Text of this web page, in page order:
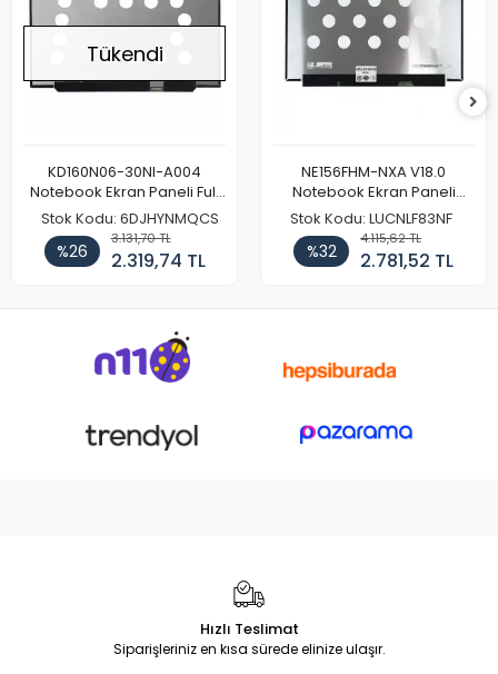
Tükendi
KD160N06-30NI-A004
Notebook Ekran Paneli Full
HD
Stok Kodu: 6DJHYNMQCS
%26
3.131,70 TL
2.319,74 TL
NE156FHM-NXA V18.0
Notebook Ekran Paneli
144Hz
Stok Kodu: LUCNLF83NF
%32
4.115,62 TL
2.781,52 TL
Hızlı Teslimat
Siparişleriniz en kısa sürede elinize ulaşır.